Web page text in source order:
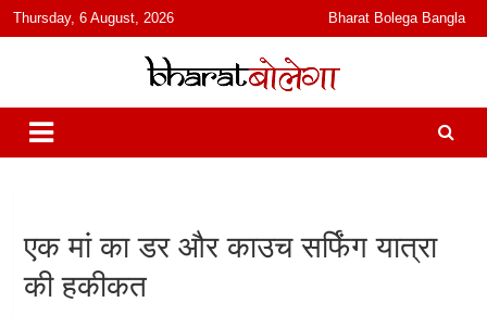
content
Thursday, 6 August, 2026 Bharat Bolega Bangla
भारत बोलेगा
हिंदी में समाचार, विचार, ऑडियो, वीडियो और फ़ीचर. भारत बोलेगा हिंदी न्यूज़ वेबसाइट
India: News, Views, Info, Trends & Podcast I जानकारी भी समझदारी भी
और पॉडकास्ट
एक मां का डर और काउच सर्फिंग यात्रा
की हकीकत